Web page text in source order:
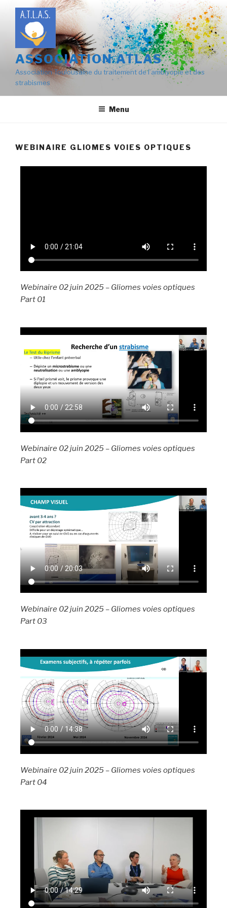
ASSOCIATION ATLAS
Association Toulousaine du traitement de l’amblyopie et des
strabismes
Menu
WEBINAIRE GLIOMES VOIES OPTIQUES
Webinaire 02 juin 2025 – Gliomes voies optiques
Part 01
Webinaire 02 juin 2025 – Gliomes voies optiques
Part 02
Webinaire 02 juin 2025 – Gliomes voies optiques
Part 03
Webinaire 02 juin 2025 – Gliomes voies optiques
Part 04